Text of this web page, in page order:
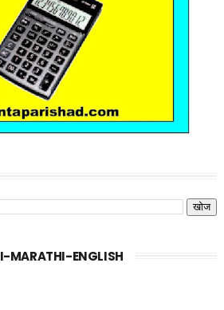
MARATHI-ENGLISH